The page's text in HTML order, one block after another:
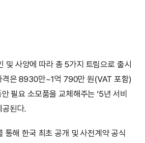
및 사양에 따라 총 5가지 트림으로 출시
격은 8930만~1억 790만 원(VAT 포함)
필요 소모품을 교체해주는 ‘5년 서비
공된다.
통해 한국 최초 공개 및 사전계약 공식